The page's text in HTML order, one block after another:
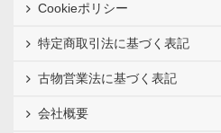
Cookieポリシー
特定商取引法に基づく表記
古物営業法に基づく表記
会社概要